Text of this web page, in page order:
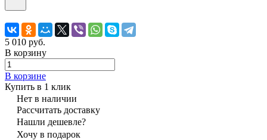
5 010 руб.
В корзину
В корзине
Купить в 1 клик
Нет в наличии
Рассчитать доставку
Нашли дешевле?
Хочу в подарок